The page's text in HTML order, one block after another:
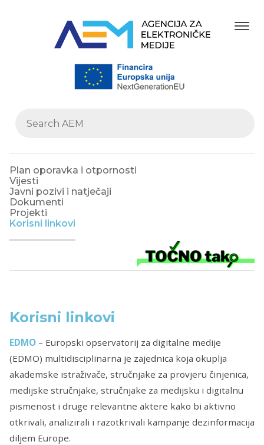
Plan oporavka i otpornosti
Vijesti
Javni pozivi i natječaji
Dokumenti
Projekti
Korisni linkovi
Korisni linkovi
EDMO – Europski opservatorij za digitalne medije
(EDMO) multidisciplinarna je zajednica koja okuplja
akademske istraživače, stručnjake za provjeru činjenica,
medijske stručnjake, stručnjake za medijsku i digitalnu
pismenost i druge relevantne aktere kako bi aktivno
otkrivali, analizirali i razotkrivali kampanje dezinformacija
diljem Europe.